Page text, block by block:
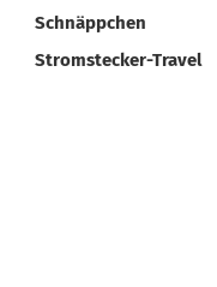
Schnäppchen
Stromstecker-Travel